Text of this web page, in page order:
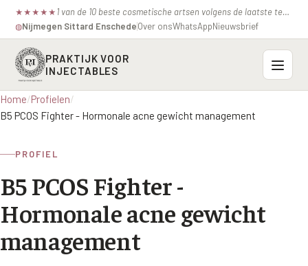
★ ★ ★ ★ ★ 1 van de 10 beste cosmetische artsen volgens de laatste test van de consumentenbond.
◍Nijmegen·Sittard·EnschedeOver onsWhatsAppNieuwsbrief
PRAKTIJK VOOR
INJECTABLES
Probleemzones
Fronsrimpel
Wenkbrauwen
Kraaienpootjes
Onze behandelingen
Profielen
VEROUDERING
Hangende Huid Profiel
Prijzen
Home/Profielen/
B5 PCOS Fighter - Hormonale acne gewicht management
PROFIEL
B5 PCOS Fighter -
Hormonale acne gewicht
management